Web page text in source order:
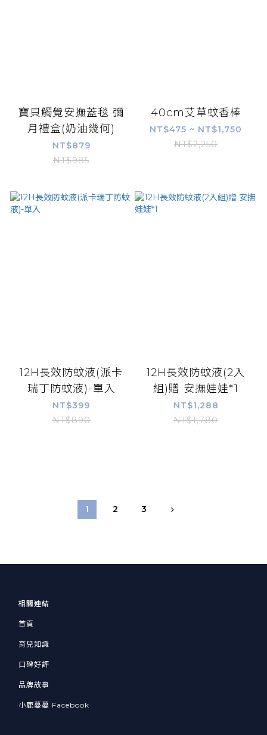
寶貝觸覺安撫蓋毯 彌
月禮盒(奶油幾何)
NT$879
NT$985
40cm艾草蚊香棒
NT$475 ~ NT$1,750
NT$2,250
12H長效防蚊液(派卡
瑞丁防蚊液)-單入
NT$399
NT$890
12H長效防蚊液(2入
組)贈 安撫娃娃*1
NT$1,288
NT$1,780
1 2 3
相關連結
首頁
育兒知識
口碑好評
品牌故事
小鹿蔓蔓 Facebook